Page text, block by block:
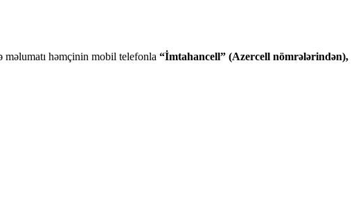
həmçinin mobil telefonla “İmtahancell” (Azercell nömrələrindən),